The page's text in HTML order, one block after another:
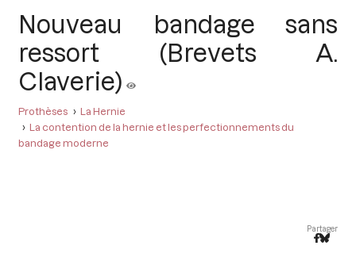
Nouveau bandage sans
ressort (Brevets A.
Claverie)
Prothèses
La Hernie
La contention de la hernie et les perfectionnements du
bandage moderne
Partager